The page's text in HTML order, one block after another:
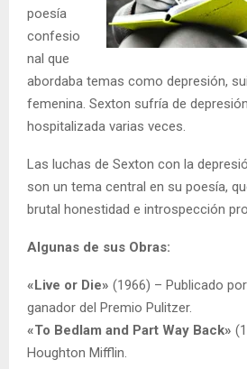
poesía
confesio
nal que
abordaba temas como depresión,
femenina. Sexton sufría de
hospitalizada varias veces.
Las luchas de Sexton con la
son un tema central en su poesía,
brutal honestidad e introspección
Algunas de sus Obras:
«Live or Die» (1966) – Publicado
ganador del Premio Pulitzer.
«To Bedlam and Part Way Back»
Houghton Mifflin.